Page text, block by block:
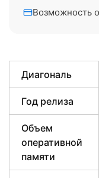
Возможность
Диагональ
Год релиза
Объем
оперативной
памяти